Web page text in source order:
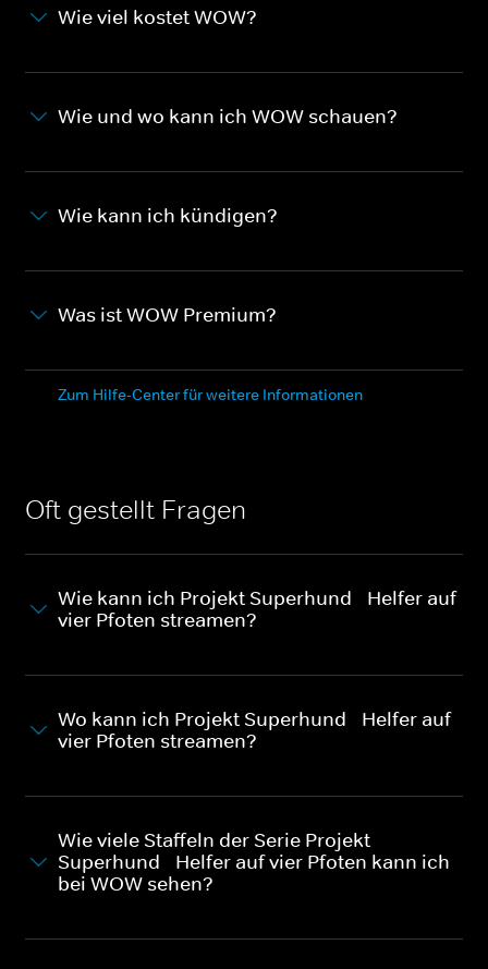
Wie viel kostet WOW?
Wie und wo kann ich WOW schauen?
Wie kann ich kündigen?
Was ist WOW Premium?
Zum Hilfe-Center für weitere Informationen
Oft gestellt Fragen
Wie kann ich Projekt Superhund - Helfer auf
vier Pfoten streamen?
Wo kann ich Projekt Superhund - Helfer auf
vier Pfoten streamen?
Wie viele Staffeln der Serie Projekt
Superhund - Helfer auf vier Pfoten kann ich
bei WOW sehen?